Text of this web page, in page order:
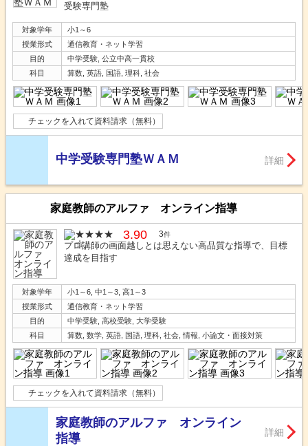
受験専門塾
対象学年
小1～6
授業形式
通信教育・ネット学習
目的
中学受験, 公立中高一貫校
科目
算数, 英語, 国語, 理科, 社会
チェックを入れて資料請求（無料）
中学受験専門塾ＷＡＭ 詳細
家庭教師のアルファ オンライン指導
3.90 3件
プロ講師の画面越しとは思えない高品質な指導で、目標
達成を目指す
対象学年
小1～6, 中1～3, 高1～3
授業形式
通信教育・ネット学習
目的
中学受験, 高校受験, 大学受験
科目
算数, 数学, 英語, 国語, 理科, 社会, 情報, 小論文・面接対策
チェックを入れて資料請求（無料）
家庭教師のアルファ オンライン
指導
詳細